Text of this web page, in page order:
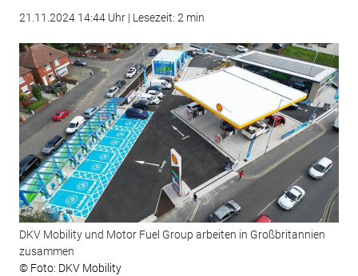
21.11.2024 14:44 Uhr | Lesezeit: 2 min
DKV Mobility und Motor Fuel Group arbeiten in Großbritannien
zusammen
© Foto: DKV Mobility